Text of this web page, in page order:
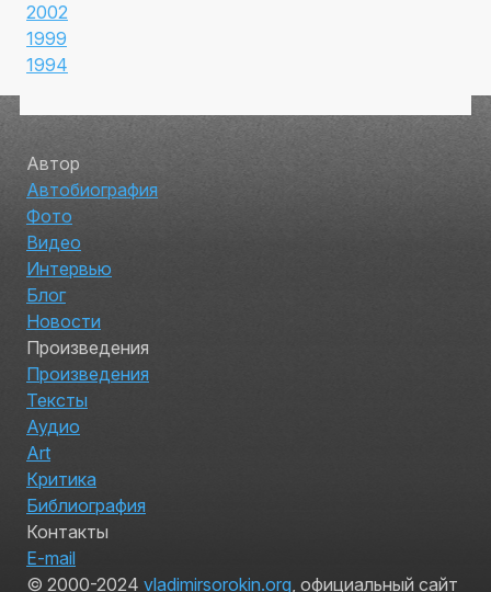
2002
1999
1994
Автор
Автобиография
Фото
Видео
Интервью
Блог
Новости
Произведения
Произведения
Тексты
Аудио
Art
Критика
Библиография
Контакты
E-mail
© 2000-2024 vladimirsorokin.org, официальный сайт